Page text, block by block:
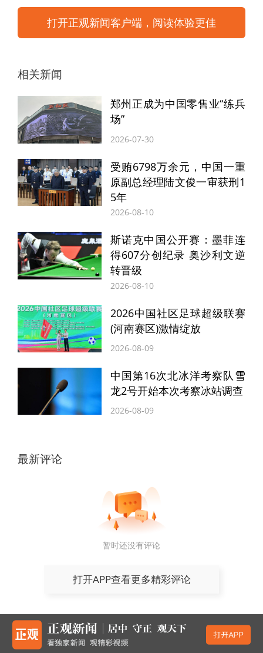
（梯）队受阅，多数武器装备首次亮相，充
分展现抗战英雄部队的血脉传承，展示新时
员干部心潮澎湃、深受鼓舞，对伟大祖国取
得的辉煌成就感到无比骄傲，对人民军队取
得的历史功勋感到万分自豪。
大家一致认为，习近平总书记的重要讲话站
位高远、思想深邃，令人振奋、催人奋进，
站在时代发展和战略全局的高度，深情回顾
了中国人民经过14年浴血奋战取得抗日战争
为拯救人类文明、保卫世界和平作出的重大
贡献，展望了以中国式现代化全面推进强国
建设、民族复兴伟业的光明前景，具有很强
的政治性、思想性和指导性。大家纷纷表
示，80年来，我们党团结带领全国各族人民
筚路蓝缕、艰苦创业，创造了举世瞩目的伟
大成就，成功开辟了中国特色社会主义道
路，推动经济社会发生了翻天覆地的变化。
站在新的历史起点上，我们要更加紧密地团
刻领悟“两个确立”的决定性意义、坚决做到
重要讲话精神和关于河南工作的重要论述为
统领，传承和弘扬伟大爱国主义精神、伟大
抗战精神，聚焦“两高四着力”，万众一心，
进中国式现代化新篇章。
（河南日报客户端记者 刘婵 张笑闻）
编辑：胡昆
打开正观新闻客户端，阅读体验更佳
相关新闻
郑州正成为中国零售业“练兵
场”
2026-07-30
受贿6798万余元，中国一重
原副总经理陆文俊一审获刑1
5年
2026-08-10
斯诺克中国公开赛：墨菲连
得607分创纪录 奥沙利文逆
转晋级
2026-08-10
2026中国社区足球超级联赛
(河南赛区)激情绽放
2026-08-09
中国第16次北冰洋考察队雪
龙2号开始本次考察冰站调查
2026-08-09
最新评论
暂时还没有评论
打开APP查看更多精彩评论